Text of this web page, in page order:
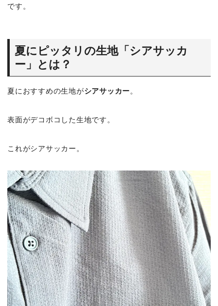
です。
夏にピッタリの生地「シアサッカ
ー」とは？
夏におすすめの生地がシアサッカー。
表面がデコボコした生地です。
これがシアサッカー。